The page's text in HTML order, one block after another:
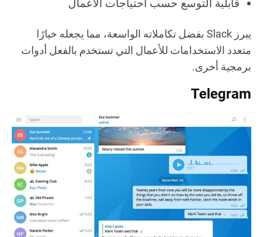
قابلية التوسع حسب احتياجات الأعمال
يبرز Slack بفضل تكاملاته الواسعة، مما يجعله خيارًا
متعدد الاستخدامات للأعمال التي تستخدم بالفعل أدوات
برمجية أخرى.
Telegram